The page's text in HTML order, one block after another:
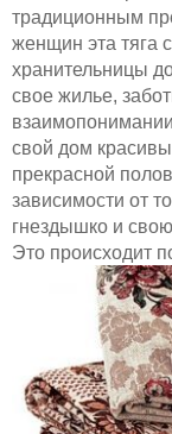
традиционным
женщин эта тяга
хранительницы
свое жилье,
свой дом
прекрасной
зависимости от
гнездышко и
Это происходит